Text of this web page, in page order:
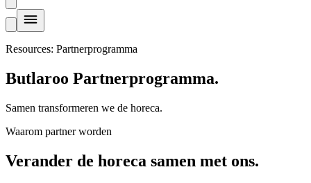
Resources: Partnerprogramma
Butlaroo Partnerprogramma.
Samen transformeren we de horeca.
Waarom partner worden
Verander de horeca samen met ons.